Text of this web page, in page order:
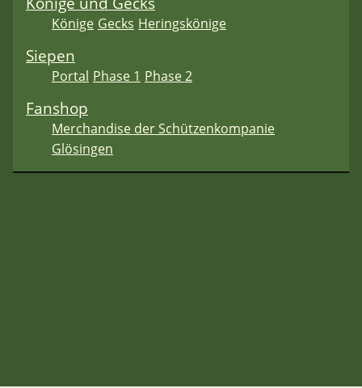
Könige Gecks Heringskönige
Siepen
Portal Phase 1 Phase 2
Fanshop
Merchandise der Schützenkompanie
Glösingen